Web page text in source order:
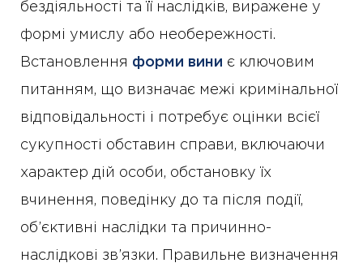
бездіяльності та її наслідків, виражене у
формі умислу або необережності.
Встановлення форми вини є ключовим
питанням, що визначає межі кримінальної
відповідальності і потребує оцінки всієї
сукупності обставин справи, включаючи
характер дій особи, обстановку їх
вчинення, поведінку до та після події,
об’єктивні наслідки та причинно-
наслідкові зв’язки. Правильне визначення